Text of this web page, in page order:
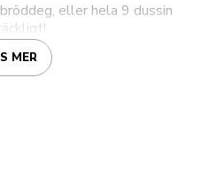
eller hela 9 dussin
MER